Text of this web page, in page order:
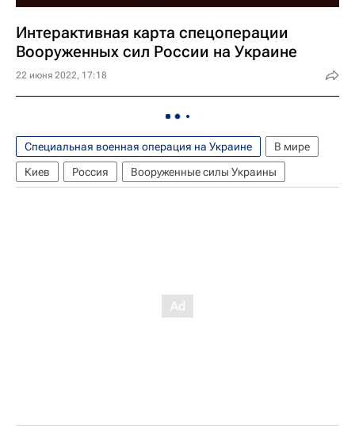
Интерактивная карта спецоперации
Вооруженных сил России на Украине
22 июня 2022, 17:18
Специальная военная операция на Украине
В мире
Киев
Россия Вооруженные силы Украины